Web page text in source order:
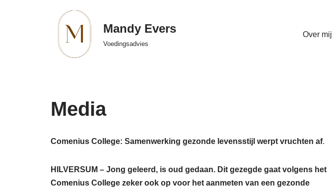
Mandy Evers
Voedingsadvies
Over mij
Media
Comenius College: Samenwerking gezonde levensstijl werpt vruchten af.
HILVERSUM – Jong geleerd, is oud gedaan. Dit gezegde gaat volgens het
Comenius College zeker ook op voor het aanmeten van een gezonde